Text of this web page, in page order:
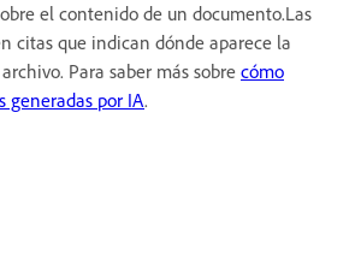
el contenido de un documento.Las
citas que indican dónde aparece la
Para saber más sobre cómo
generadas por IA.